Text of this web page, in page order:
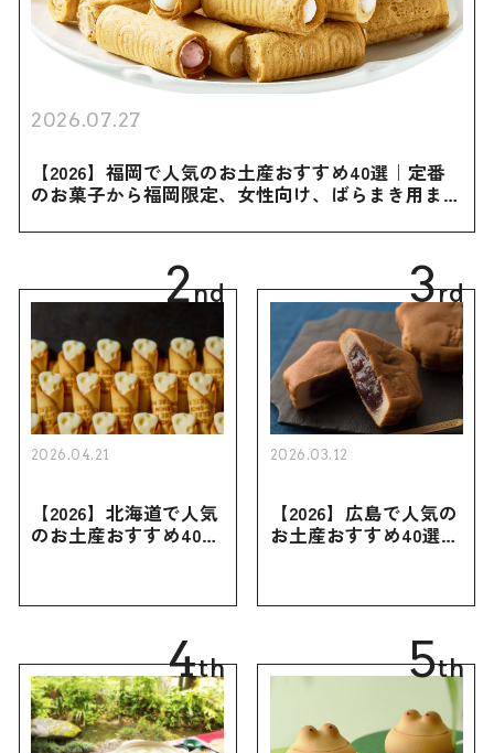
2026.07.27
【2026】福岡で人気のお土産おすすめ40選｜定番
のお菓子から福岡限定、女性向け、ばらまき用まで
2nd
2026.04.21
【2026】北海道で人気
のお土産おすすめ40選
買えない限定品、女性
3rd
2026.03.12
【2026】広島で人気の
お土産おすすめ40選｜
き用、女性向けまで幅
4th 5th